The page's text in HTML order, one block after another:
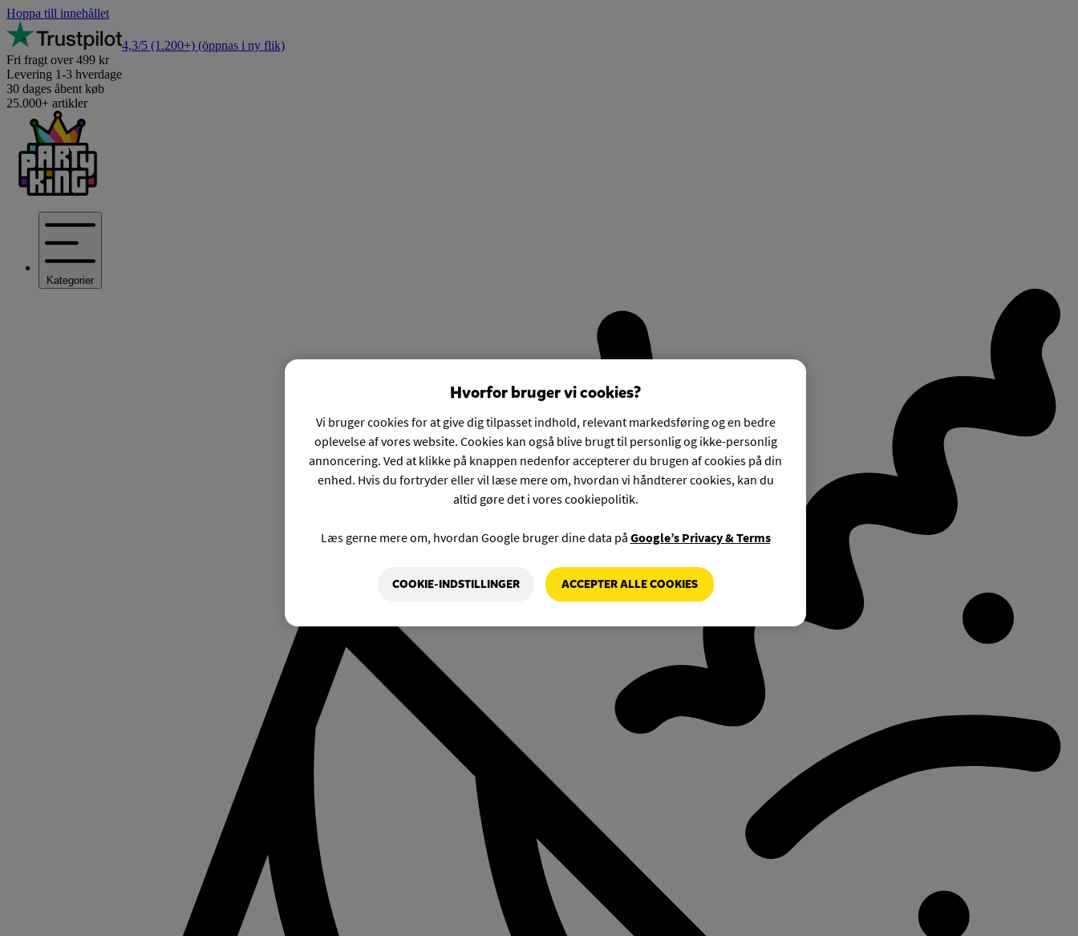
Hoppa till innehållet
4,3/5 (1.200+) (öppnas i ny flik)
Fri fragt over 499 kr
Levering 1-3 hverdage
30 dages åbent køb
25.000+ artikler
Kategorier
Hvorfor bruger vi cookies?
Vi bruger cookies for at give dig tilpasset indhold, relevant markedsføring og en bedre
oplevelse af vores website. Cookies kan også blive brugt til personlig og ikke-personlig
annoncering. Ved at klikke på knappen nedenfor accepterer du brugen af cookies på din
enhed. Hvis du fortryder eller vil læse mere om, hvordan vi håndterer cookies, kan du
altid gøre det i vores cookiepolitik.
Læs gerne mere om, hvordan Google bruger dine data på Google’s Privacy & Terms
COOKIE-INDSTILLINGER ACCEPTER ALLE COOKIES